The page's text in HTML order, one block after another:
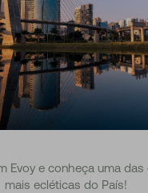
Evoy e conheça uma das
mais ecléticas do País!